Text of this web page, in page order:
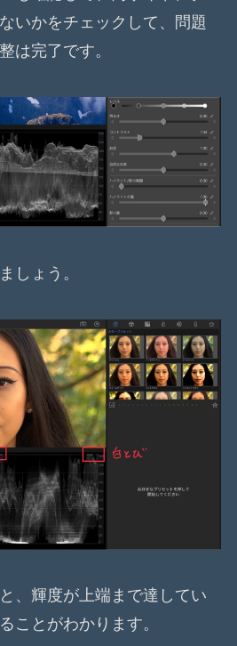
いかをチェックして、問題
は完了です。
しょう。
、輝度が上端まで達してい
ことがわかります。